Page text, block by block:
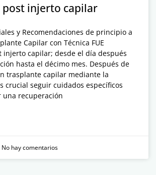
post injerto capilar
y Recomendaciones de principio a
Capilar con Técnica FUE
injerto capilar; desde el día después
hasta el décimo mes. Después de
trasplante capilar mediante la
crucial seguir cuidados específicos
una recuperación
No hay comentarios